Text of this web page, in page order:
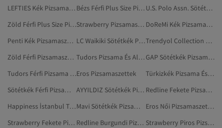
LEFTIES Kék Pizsamaszettek
Bézs Férfi Plus Size Pizsamaszettek
U.S. Polo Assn. Sötétkék Pizsamaszettek
Zöld Férfi Plus Size Pizsamaszettek
Strawberry Pizsamaszettek
DoReMi Kék Pizsamaszettek
Penti Kék Pizsamaszettek
LC Waikiki Sötétkék Pizsamaszettek
Trendyol Collection Férfi Plus Size Pizsamaszettek
Zöld Férfi Pizsamaszettek
Tudors Pizsama És Alsónemű
GAP Sötétkék Pizsama És Alsónemű
Tudors Férfi Pizsama És AlsóneműEros Pizsamaszettek
Türkizkék Pizsama És Alsónemű
Sötétkék Férfi Pizsamafelsők
AYYILDIZ Sötétkék Pizsama És Alsónemű
Redline Fekete Pizsamaszettek
Happiness İstanbul Türkizkék Pizsama És Alsónemű
Mavi Sötétkék Pizsama És Alsónemű
Eros Női Pizsamaszettek
Strawberry Fekete Pizsamaszettek
Redline Burgundi Pizsamaszettek
Strawberry Piros Pizsamaszettek